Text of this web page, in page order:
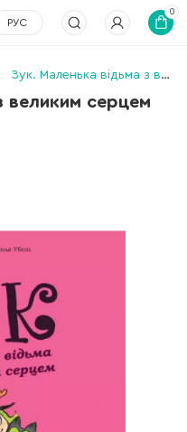
РУС
0
Зук. Маленька відьма з великим серцем
великим серцем